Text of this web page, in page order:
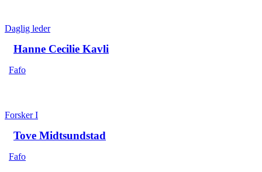
Daglig leder
Hanne Cecilie Kavli
Fafo
Forsker I
Tove Midtsundstad
Fafo